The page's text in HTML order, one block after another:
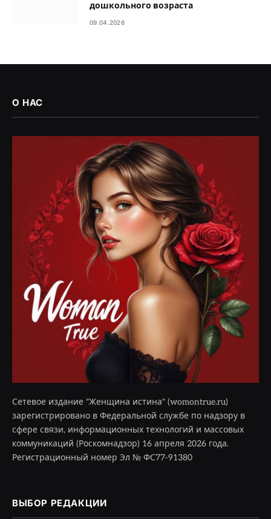
дошкольного возраста
09.04.2026
О НАС
Сетевое издание "Женщина истина" (womontrue.ru)
зарегистрировано в Федеральной службе по надзору в
сфере связи, информационных технологий и массовых
коммуникаций (Роскомнадзор) 16 апреля 2026 года.
Регистрационный номер Эл № ФС77-91380
ВЫБОР РЕДАКЦИИ